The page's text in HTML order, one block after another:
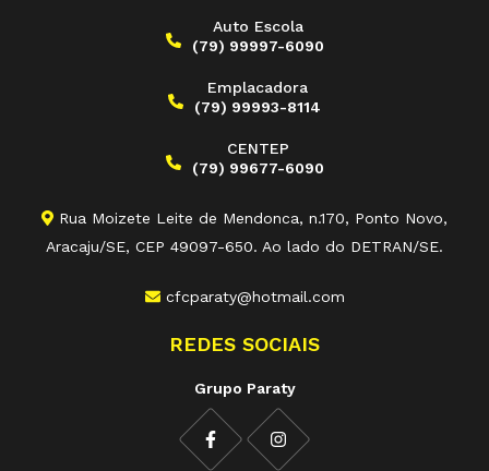
Auto Escola
(79) 99997-6090
Emplacadora
(79) 99993-8114
CENTEP
(79) 99677-6090
Rua Moizete Leite de Mendonca, n.170, Ponto Novo,
Aracaju/SE, CEP 49097-650. Ao lado do DETRAN/SE.
cfcparaty@hotmail.com
REDES SOCIAIS
Grupo Paraty